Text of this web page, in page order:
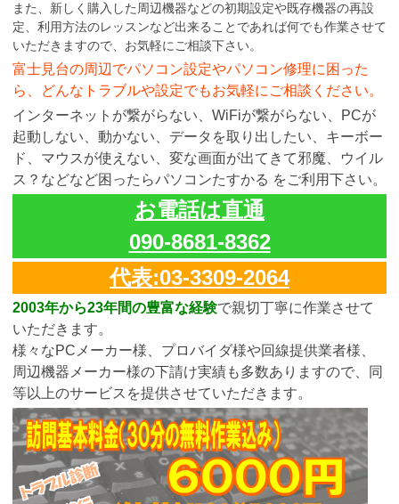
また、新しく購入した周辺機器などの初期設定や既存機器の再設
定、利用方法のレッスンなど出来ることであれば何でも作業させて
いただきますので、お気軽にご相談下さい。
富士見台の周辺でパソコン設定やパソコン修理に困った
ら、どんなトラブルや設定でもお気軽にご相談ください。
インターネットが繋がらない、WiFiが繋がらない、PCが
起動しない、動かない、データを取り出したい、キーボー
ド、マウスが使えない、変な画面が出てきて邪魔、ウイル
ス？などなど困ったらパソコンたすかる をご利用下さい。
お電話は直通
090-8681-8362
代表:03-3309-2064
2003年から23年間の豊富な経験で親切丁寧に作業させて
いただきます。
様々なPCメーカー様、プロバイダ様や回線提供業者様、
周辺機器メーカー様の下請け実績も多数ありますので、同
等以上のサービスを提供させていただきます。